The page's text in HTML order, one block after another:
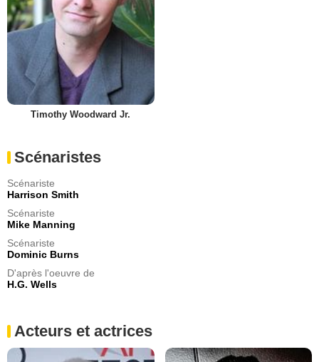
Timothy Woodward Jr.
Scénaristes
Scénariste
Harrison Smith
Scénariste
Mike Manning
Scénariste
Dominic Burns
D'après l'oeuvre de
H.G. Wells
Acteurs et actrices